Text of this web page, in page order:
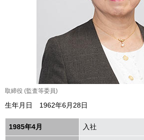
取締役 (監査等委員)
生年月日 1962年6月28日
1985年4月 入社